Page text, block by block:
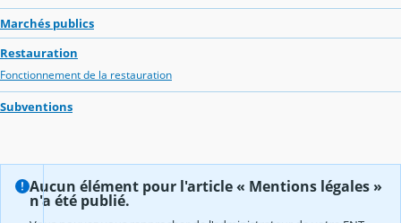
Marchés publics
Restauration
Fonctionnement de la restauration
Subventions
Aucun élément pour l'article « Mentions légales »
n'a été publié.